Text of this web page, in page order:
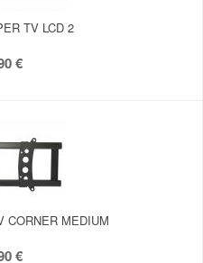
TV LCD 2
€
CORNER MEDIUM
€